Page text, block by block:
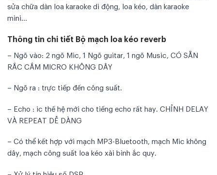
sửa chữa dàn loa karaoke di động, loa kéo, dàn karaoke
mini…
Thông tin chi tiết Bộ mạch loa kéo reverb
– Ngõ vào: 2 ngõ Mic, 1 Ngõ guitar, 1 ngõ Music, CÓ SẴN
RẮC CẮM MICRO KHÔNG DÂY
– Ngõ ra : trực tiếp đến công suất.
– Echo : ic thế hệ mới cho tiếng echo rất hay. CHỈNH DELAY
VÀ REPEAT DỄ DÀNG
– Có thể kết hợp với mạch MP3-Bluetooth, mạch Mic không
dây, mạch công suất loa kéo xài bình ắc quy.